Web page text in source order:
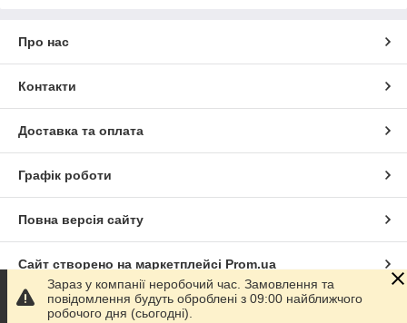
Про нас
Контакти
Доставка та оплата
Графік роботи
Повна версія сайту
Сайт створено на маркетплейсі Prom.ua
Політика конфіденційності
Зараз у компанії неробочий час. Замовлення та
повідомлення будуть оброблені з 09:00 найближчого
робочого дня (сьогодні).